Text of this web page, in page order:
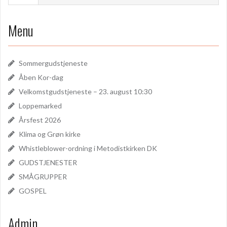
Menu
Sommergudstjeneste
Åben Kor-dag
Velkomstgudstjeneste – 23. august 10:30
Loppemarked
Årsfest 2026
Klima og Grøn kirke
Whistleblower-ordning i Metodistkirken DK
GUDSTJENESTER
SMÅGRUPPER
GOSPEL